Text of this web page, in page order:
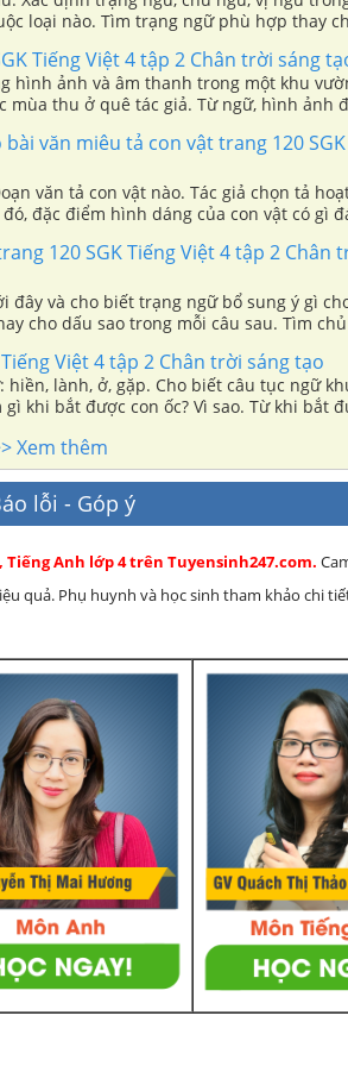
loại nào. Tìm trạng ngữ phù hợp thay
Tiếng Việt 4 tập 2 Chân trời sáng
hình ảnh và âm thanh trong một khu
thu ở quê tác giả. Từ ngữ, hình ảnh
em, vì sao tác giả cảm thấy tuyệt vời
thế nào về tên bài “Nghe hạt dẻ hát”.
văn miêu tả con vật trang 120
văn tả con vật nào. Tác giả chọn tả
đặc điểm hình dáng của con vật có gì
nhiên mà em thích. Kể lại câu chuyện
120 SGK Tiếng Việt 4 tập 2 Chân
và cho biết trạng ngữ bổ sung ý gì
cho dấu sao trong mỗi câu sau. Tìm
vật mà em thích.
Việt 4 tập 2 Chân trời sáng tạo
lành, ở, gặp. Cho biết câu tục ngữ
khi bắt được con ốc? Vì sao. Từ khi bắt
em, cách kể chuyện của tác giả có gì
Xem thêm
lỗi - Góp ý
Anh lớp 4 trên Tuyensinh247.com.
quả. Phụ huynh và học sinh tham khảo chi